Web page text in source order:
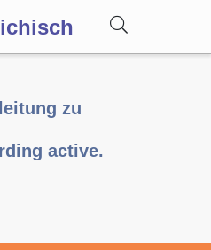
zu
active.